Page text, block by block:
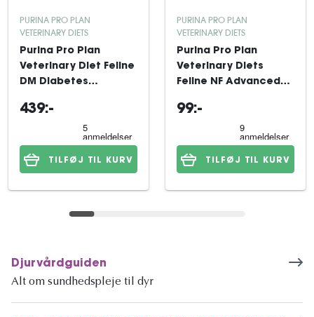
PURINA PRO PLAN
VETERINARY DIETS
Purina Pro Plan
Veterinary Diet Feline
DM Diabetes
439:-
TILFØJ TIL KURV
PURINA PRO PLAN
VETERINARY DIETS
Purina Pro Plan
Veterinary Diets
Feline NF Advanced
Salmon wet 10x85 g
99:-
TILFØJ TIL KURV
Djurvårdguiden
Alt om sundhedspleje til dyr